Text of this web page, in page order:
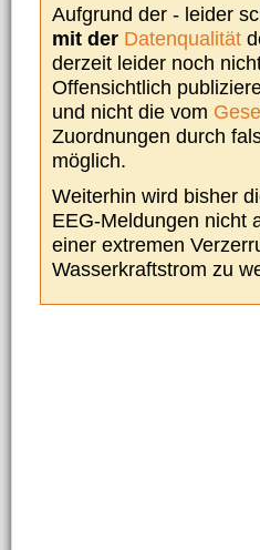
Aufgrund der - leider
mit der Datenqualität
derzeit leider noch
Offensichtlich
und nicht die vom
Zuordnungen durch
möglich.
Weiterhin wird bisher
EEG-Meldungen nicht
einer extremen
Wasserkraftstrom zu